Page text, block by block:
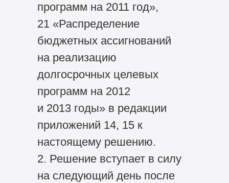
программ на 2011 год»,
21 «Распределение
бюджетных ассигнований
на реализацию
долгосрочных целевых
программ на 2012
и 2013 годы» в редакции
приложений 14, 15 к
настоящему решению.
2. Решение вступает в силу
на следующий день после